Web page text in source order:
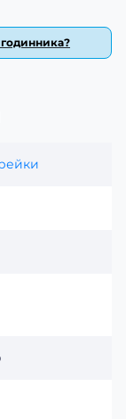
годинника?